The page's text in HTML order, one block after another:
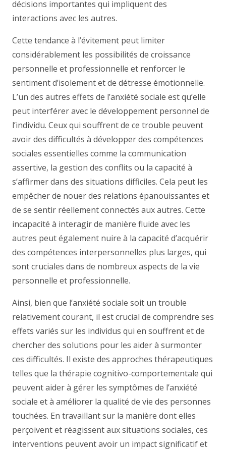
décisions importantes qui impliquent des
interactions avec les autres.
Cette tendance à l’évitement peut limiter
considérablement les possibilités de croissance
personnelle et professionnelle et renforcer le
sentiment d’isolement et de détresse émotionnelle.
L’un des autres effets de l’anxiété sociale est qu’elle
peut interférer avec le développement personnel de
l’individu. Ceux qui souffrent de ce trouble peuvent
avoir des difficultés à développer des compétences
sociales essentielles comme la communication
assertive, la gestion des conflits ou la capacité à
s’affirmer dans des situations difficiles. Cela peut les
empêcher de nouer des relations épanouissantes et
de se sentir réellement connectés aux autres. Cette
incapacité à interagir de manière fluide avec les
autres peut également nuire à la capacité d’acquérir
des compétences interpersonnelles plus larges, qui
sont cruciales dans de nombreux aspects de la vie
personnelle et professionnelle.
Ainsi, bien que l’anxiété sociale soit un trouble
relativement courant, il est crucial de comprendre ses
effets variés sur les individus qui en souffrent et de
chercher des solutions pour les aider à surmonter
ces difficultés. Il existe des approches thérapeutiques
telles que la thérapie cognitivo-comportementale qui
peuvent aider à gérer les symptômes de l’anxiété
sociale et à améliorer la qualité de vie des personnes
touchées. En travaillant sur la manière dont elles
perçoivent et réagissent aux situations sociales, ces
interventions peuvent avoir un impact significatif et